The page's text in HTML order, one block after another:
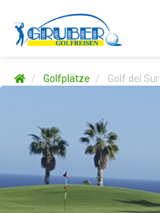
Golfplätze Golf del Sur